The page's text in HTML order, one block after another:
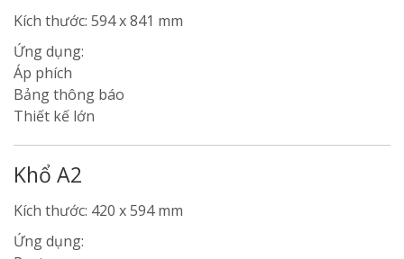
Kích thước: 594 x 841 mm
Ứng dụng:
Áp phích
Bảng thông báo
Thiết kế lớn
Khổ A2
Kích thước: 420 x 594 mm
Ứng dụng: